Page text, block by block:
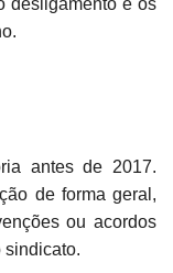
antes de 2017.
de forma geral,
ou acordos
sindicato.